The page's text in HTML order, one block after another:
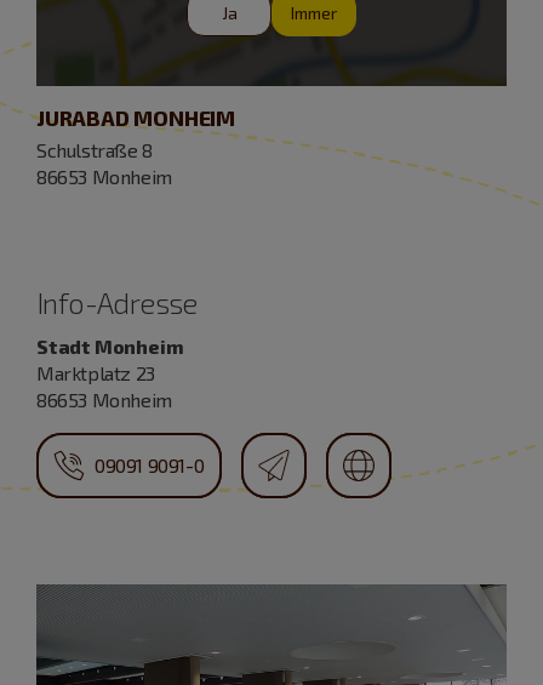
Ja Immer
JURABAD MONHEIM
Schulstraße 8
86653 Monheim
Info-Adresse
Stadt Monheim
Marktplatz 23
86653 Monheim
09091 9091-0